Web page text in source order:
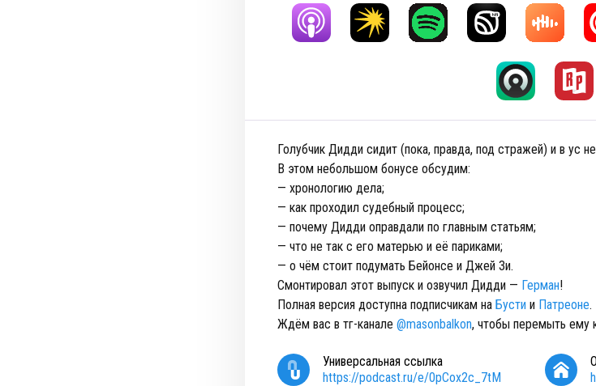
Голубчик Дидди сидит (пока, правда, под стражей) и в ус
В этом небольшом бонусе обсудим:
— хронологию дела;
— как проходил судебный процесс;
— почему Дидди оправдали по главным статьям;
— что не так с его матерью и её париками;
— о чём стоит подумать Бейонсе и Джей Зи.
Смонтировал этот выпуск и озвучил Дидди — Герман!
Полная версия доступна подписчикам на Бусти и Патреоне.
Ждём вас в тг-канале @masonbalkon, чтобы перемыть ему
Универсальная ссылка
https://podcast.ru/e/0pCox2c_7tM